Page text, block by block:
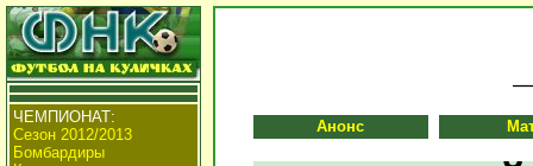
ЧЕМПИОНАТ:
Сезон 2012/2013
Бомбардиры
Анонс